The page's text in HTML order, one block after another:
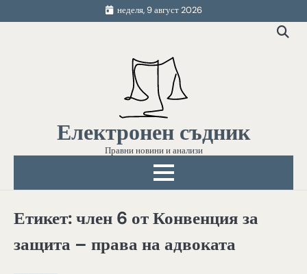
to
неделя, 9 август 2026
Електронен съдник
Правни новини и анализи
Етикет:член 6 от Конвенция за
защита – права на адвоката